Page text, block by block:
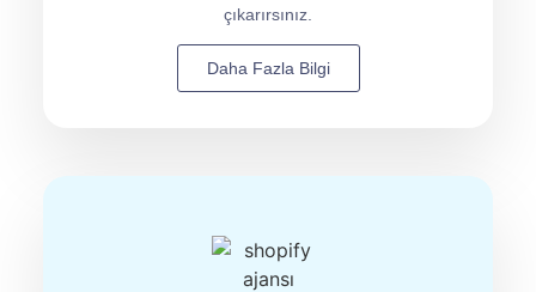
çıkarırsınız.
Daha Fazla Bilgi